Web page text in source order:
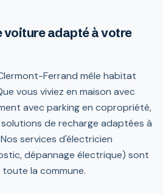
voiture adapté à votre
Ferrand mêle habitat
vous viviez en maison avec
avec parking en copropriété,
de recharge adaptées à
services d'électricien
dépannage électrique) sont
la commune.